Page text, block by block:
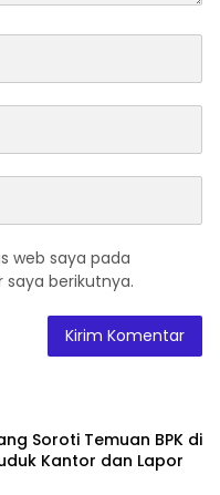
web saya pada
berikutnya.
Soroti Temuan BPK di
Kantor dan Lapor